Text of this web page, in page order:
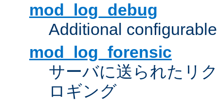
mod_log_debug
Additional
mod_log_forensic
サーバに送られたリ
ロギング